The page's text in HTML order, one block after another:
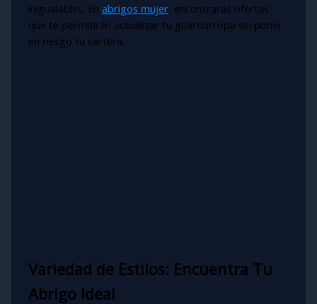
inigualables. En abrigos mujer, encontrarás ofertas
que te permitirán actualizar tu guardarropa sin poner
en riesgo tu cartera.
Variedad de Estilos: Encuentra Tu
Abrigo Ideal